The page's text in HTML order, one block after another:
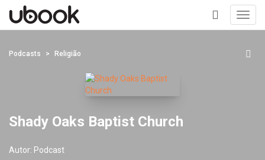
+
Podcasts Religião
Shady Oaks Baptist Church
Autor: Podcast